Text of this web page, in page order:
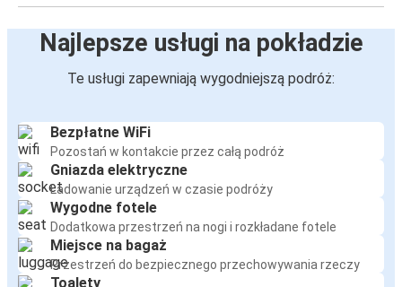
Najlepsze usługi na pokładzie
Te usługi zapewniają wygodniejszą podróż:
Bezpłatne WiFi
Pozostań w kontakcie przez całą podróż
Gniazda elektryczne
Ładowanie urządzeń w czasie podróży
Wygodne fotele
Dodatkowa przestrzeń na nogi i rozkładane fotele
Miejsce na bagaż
Przestrzeń do bezpiecznego przechowywania rzeczy
Toalety